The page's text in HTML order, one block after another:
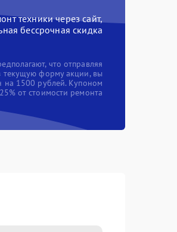
техники через сайт,
бессрочная скидка
что отправляя
текущую форму акции, вы
на 1500 рублей. Купоном
от стоимости ремонта